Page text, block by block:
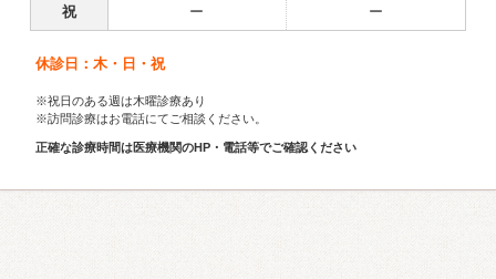
祝 ー ー
休診日：木・日・祝
※祝日のある週は木曜診療あり
※訪問診療はお電話にてご相談ください。
正確な診療時間は医療機関のHP・電話等でご確認ください